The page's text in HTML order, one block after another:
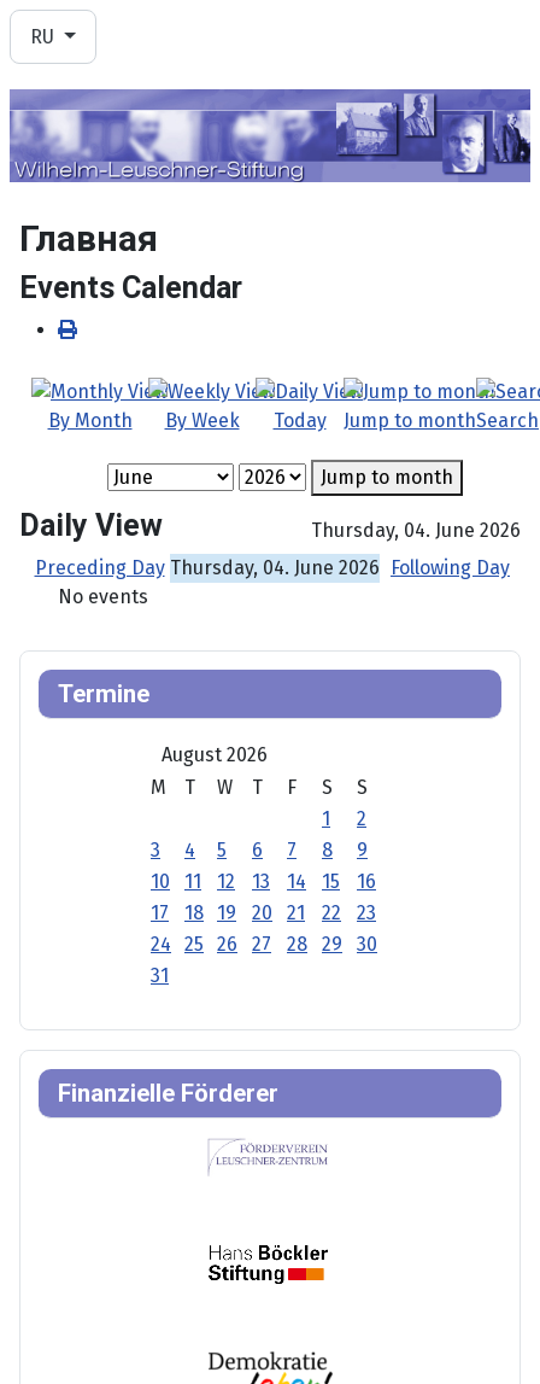
Выберите язык
RU
Главная
Events Calendar
By Month By Week Today Jump to monthSearch
Jump to month
Daily View
Thursday, 04. June 2026
Preceding Day Thursday, 04. June 2026
Following Day
No events
Termine
August 2026
M
T W T F S
S
1
2
3
4 5 6 7 8
9
10
11 12 13 14 15
16
17
18 19 20 21 22
23
24
25 26 27 28 29
30
31
Finanzielle Förderer